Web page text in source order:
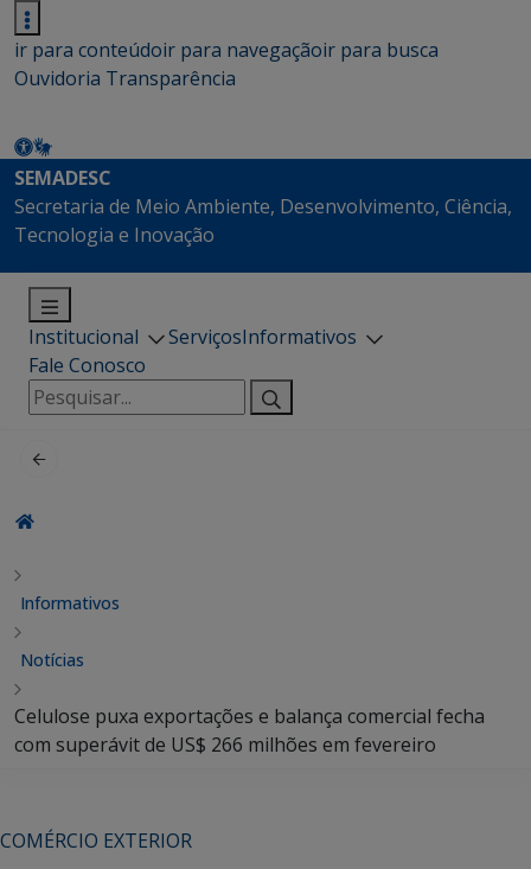
ir para conteúdoir para navegaçãoir para busca
Ouvidoria Transparência
SEMADESC
Secretaria de Meio Ambiente, Desenvolvimento, Ciência,
Tecnologia e Inovação
Institucional ServiçosInformativos
Fale Conosco
Pesquisar
por:
Informativos
Notícias
Celulose puxa exportações e balança comercial fecha
com superávit de US$ 266 milhões em fevereiro
COMÉRCIO EXTERIOR